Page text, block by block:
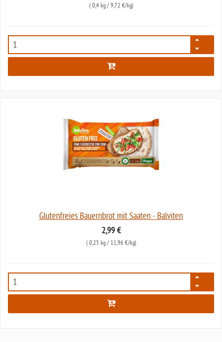
( 0,4 kg/ 9,72 €/kg)
4856
Glutenfreies Bauernbrot mit Saaten - Balviten
2,99 €
( 0,25 kg/ 11,96 €/kg)
5635